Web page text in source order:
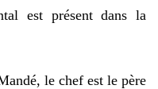
est présent dans la
le chef est le père